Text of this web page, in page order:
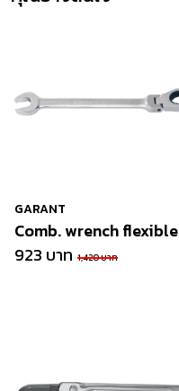
GARANT
Comb. wrench flexible
923 บาท 1,420 บาท